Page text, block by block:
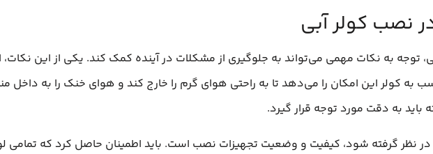
نصب کولر آبی
توجه به نکات مهمی می‌تواند به جلوگیری از مشکلات در آینده کمک کند. یکی از این
به کولر این امکان را می‌دهد تا به راحتی هوای گرم را خارج کند و هوای خنک را به داخل
باید به دقت مورد توجه قرار گیرد.
نظر گرفته شود، کیفیت و وضعیت تجهیزات نصب است. باید اطمینان حاصل کرد که تمامی